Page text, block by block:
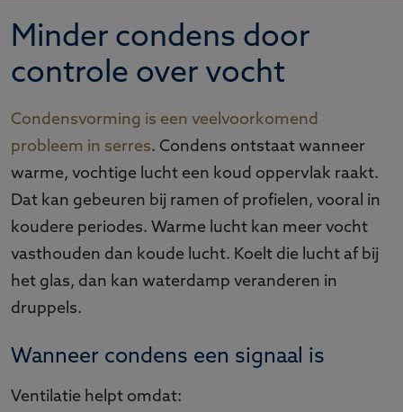
Minder condens door
controle over vocht
Condensvorming is een veelvoorkomend
probleem in serres. Condens ontstaat wanneer
warme, vochtige lucht een koud oppervlak raakt.
Dat kan gebeuren bij ramen of profielen, vooral in
koudere periodes. Warme lucht kan meer vocht
vasthouden dan koude lucht. Koelt die lucht af bij
het glas, dan kan waterdamp veranderen in
druppels.
Wanneer condens een signaal is
Ventilatie helpt omdat: